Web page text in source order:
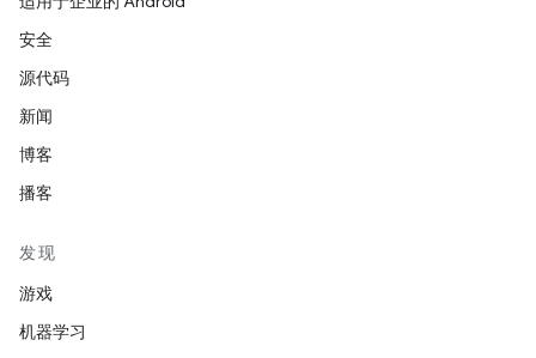
安全
源代码
新闻
博客
播客
发现
游戏
机器学习